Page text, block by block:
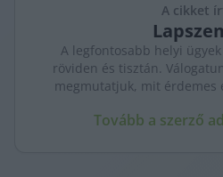
A cikket
A legfontosabb helyi
röviden és tisztán.
megmutatjuk, mit érdemes
Tovább a szerző